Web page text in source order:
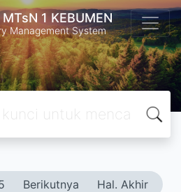
1 KEBUMEN
Management System
Berikutnya Hal. Akhir